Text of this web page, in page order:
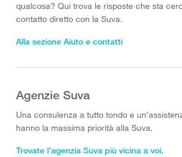
qualcosa? Qui trova le risposte che sta
contatto diretto con la Suva.
Alla sezione Aiuto e contatti
Agenzie Suva
Una consulenza a tutto tondo e
hanno la massima priorità alla Suva.
Trovate l’agenzia Suva più vicina a voi.